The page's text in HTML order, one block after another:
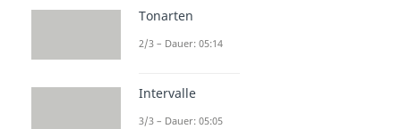
Tonarten
2/3 – Dauer: 05:14
Intervalle
3/3 – Dauer: 05:05